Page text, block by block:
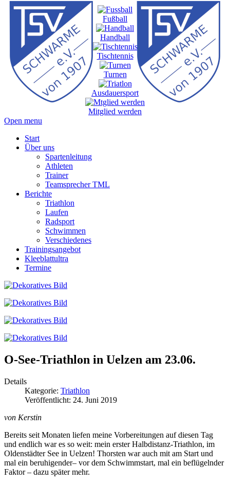
Fußball
Handball
Tischtennis
Turnen
Ausdauersport
Mitglied werden
Open menu
Start
Über uns
Spartenleitung
Athleten
Trainer
Teamsprecher TML
Berichte
Triathlon
Laufen
Radsport
Schwimmen
Verschiedenes
Trainingsangebot
Kleeblattultra
Termine
O-See-Triathlon in Uelzen am 23.06.
Details
Kategorie: Triathlon
Veröffentlicht: 24. Juni 2019
von Kerstin
Bereits seit Monaten liefen meine Vorbereitungen auf diesen Tag
und endlich war es so weit: mein erster Halbdistanz-Triathlon, im
Oldenstädter See in Uelzen! Thorsten war auch mit am Start und
mal ein beruhigender– vor dem Schwimmstart, mal ein beflügelnder
Faktor – dazu später mehr.